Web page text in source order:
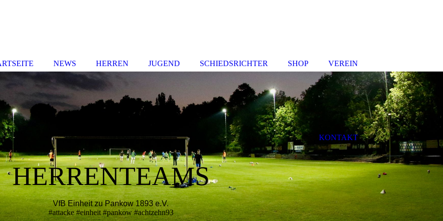
HERRENTEAMS
VfB Einheit zu Pankow 1893 e.V.
#attacke #einheit #pankow #achtzehn93
NEWS HERREN JUGEND SCHIEDSRICHTER SHOP VEREIN
KONTAKT